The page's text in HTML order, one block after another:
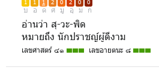
1 1 1 2 0 2 0 0
บ อ ด ศ มู อุ ม ก
อ่านว่า สุ-วะ-พิด
หมายถึง นักปราชญ์ผู้ดีงาม
เลขศาสตร์ ๔๑ เลขอายตนะ ๘